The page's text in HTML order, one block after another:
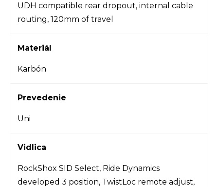
UDH compatible rear dropout, internal cable
routing, 120mm of travel
Materiál
Karbón
Prevedenie
Uni
Vidlica
RockShox SID Select, Ride Dynamics
developed 3 position, TwistLoc remote adjust,